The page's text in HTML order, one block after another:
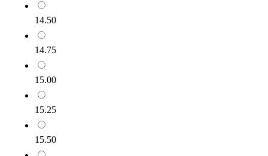
14.50
14.75
15.00
15.25
15.50